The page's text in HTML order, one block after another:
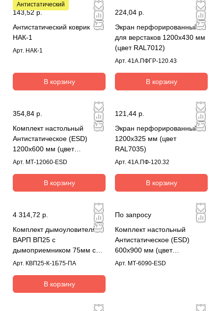
Антистатический
143,52 р.
Антистатический коврик
НАК-1
Арт. НАК-1
В корзину
224,04 р.
Экран перфорированный
для верстаков 1200х430 мм
(цвет RAL7012)
Арт. 41А.ПФГР-120.43
В корзину
354,84 р.
Комплект настольный
Антистатическое (ESD)
1200х600 мм (цвет
синий);гарнитура коврик-
Арт. МТ-12060-ESD
В корзину
121,44 р.
Экран перфорированный
1200х325 мм (цвет
RAL7035)
Арт. 41А.ПФ-120.32
В корзину
4 314,72 р.
Комплект дымоуловителя
ВАРП ВП25 с
дымоприемником 75мм с
креплением на блок КВП25-
Арт. КВП25-К-1Б75-ПА
В корзину
По запросу
Комплект настольный
Антистатическое (ESD)
600х900 мм (цвет
синий);гарнитура коврик-
Арт. МТ-6090-ESD